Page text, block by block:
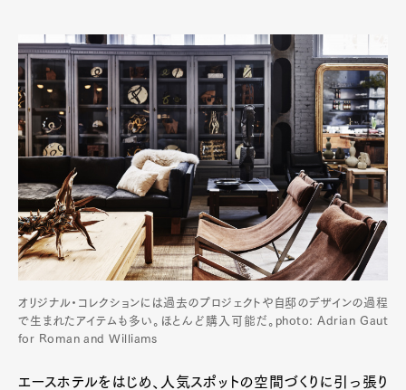
オリジナル・コレクションには過去のプロジェクトや自邸のデザインの過程
で生まれたアイテムも多い。ほとんど購入可能だ。photo: Adrian Gaut
for Roman and Williams
エースホテルをはじめ、人気スポットの空間づくりに引っ張り